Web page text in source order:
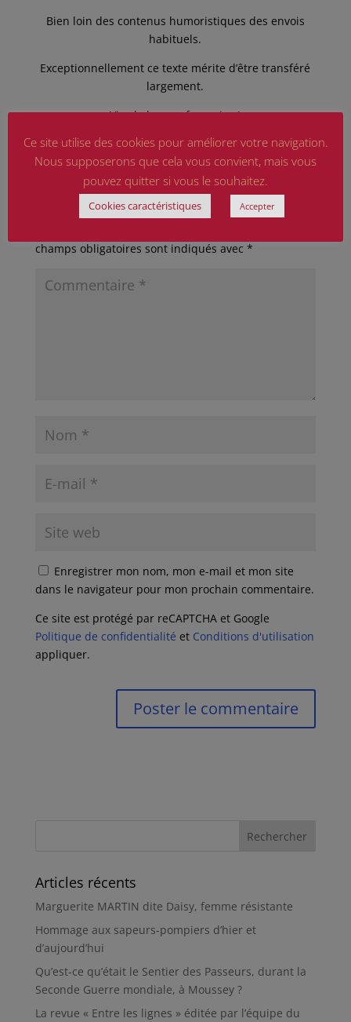
Bien loin des contenus humoristiques des envois
habituels.
Exceptionnellement ce texte mérite d’être transféré
largement.
Vive la langue française !
Poster le commentaire
champs obligatoires sont indiqués avec *
Enregistrer mon nom, mon e-mail et mon site
dans le navigateur pour mon prochain commentaire.
Ce site est protégé par reCAPTCHA et Google
Politique de confidentialité et Conditions d'utilisation
appliquer.
Articles récents
Marguerite MARTIN dite Daisy, femme résistante
Hommage aux sapeurs-pompiers d’hier et
d’aujourd’hui
Qu’est-ce qu’était le Sentier des Passeurs, durant la
Seconde Guerre mondiale, à Moussey ?
La revue « Entre les lignes » éditée par l’équipe du
Ce site utilise des cookies pour améliorer votre navigation.
Nous supposerons que cela vous convient, mais vous
pouvez quitter si vous le souhaitez.
Cookies caractéristiques Accepter